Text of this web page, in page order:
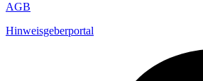
AGB
Hinweisgeberportal